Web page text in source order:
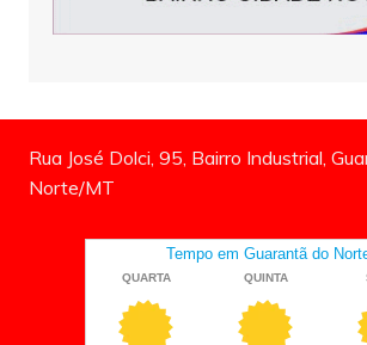
Rua José Dolci, 95, Bairro Industrial,
Norte/MT